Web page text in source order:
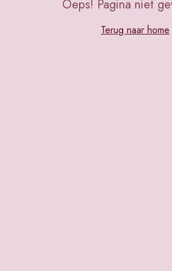
Oeps! Pagina niet
Terug naar home